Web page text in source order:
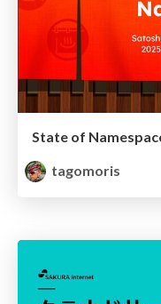
State of
tagomoris